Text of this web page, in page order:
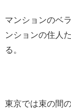
マンションのベ
ンションの住人
る。
東京では束の間